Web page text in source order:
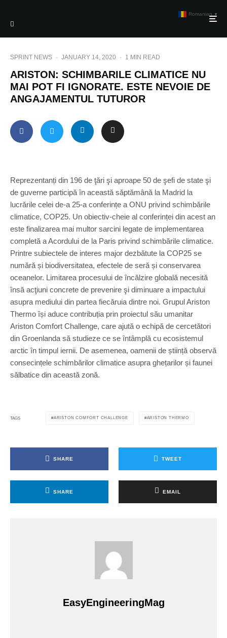
SPRINT NEWS · JANUARY 14, 2020 · 1 MIN READ
ARISTON: SCHIMBARILE CLIMATICE NU
MAI POT FI IGNORATE. ESTE NEVOIE DE
ANGAJAMENTUL TUTUROR
Reprezentanți din 196 de ţări şi aproape 50 de şefi de state şi
de guverne participă în această săptămână la Madrid la
lucrările celei de-a 25-a conferințe a ONU privind schimbările
climatice, COP25. Un obiectiv-cheie al conferinței din acest an
este finalizarea mai multor sarcini legate de implementarea
completă a Acordului de la Paris privind schimbările climatice.
Printre subiectele de interes major dezbătute la COP25 se
numără și biodiversitatea, efectele de seră și conservarea
oceanelor. Limitarea procesului de încălzire globală necesită
însă acţiuni concrete de prevenire şi diminuare a impactului
asupra mediului din partea fiecăruia dintre noi. Grupul Ariston
Thermo își aduce contribuția prin proiectul său umanitar
Ariston Comfort Challenge, care ajută o echipă de cercetători
din Groenlanda să studieze ce se întâmplă cu ecosistemul
arctic în timpul iernii. De asemenea, oamenii de știință observă
consecințele schimbărilor climatice asupra ghețarilor și faunei
sălbatice din această zonă.
TAGS ARISTON COMFORT CHALLENGE ARISTON THERMO
SHARE TWEET
SHARE EMAIL
EasyEngineeringMag
Romanian ▼